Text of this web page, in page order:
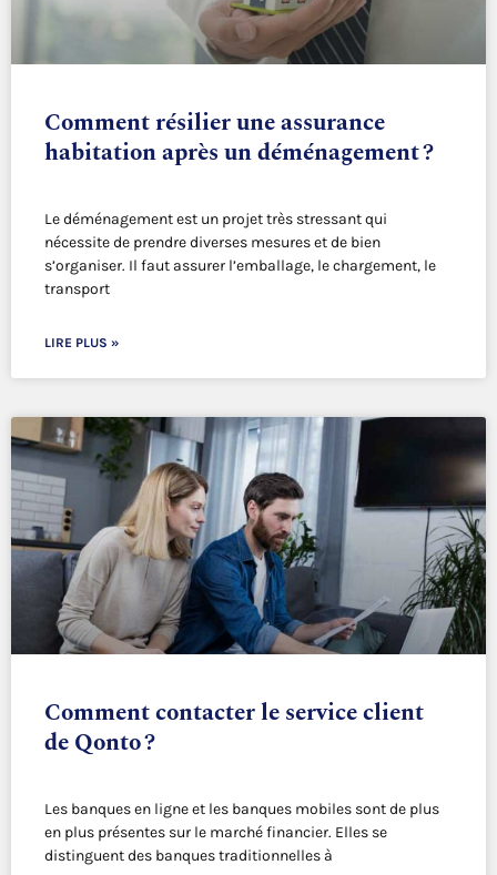
Comment résilier une assurance
habitation après un déménagement ?
Le déménagement est un projet très stressant qui
nécessite de prendre diverses mesures et de bien
s’organiser. Il faut assurer l’emballage, le chargement, le
transport
LIRE PLUS »
Comment contacter le service client
de Qonto ?
Les banques en ligne et les banques mobiles sont de plus
en plus présentes sur le marché financier. Elles se
distinguent des banques traditionnelles à